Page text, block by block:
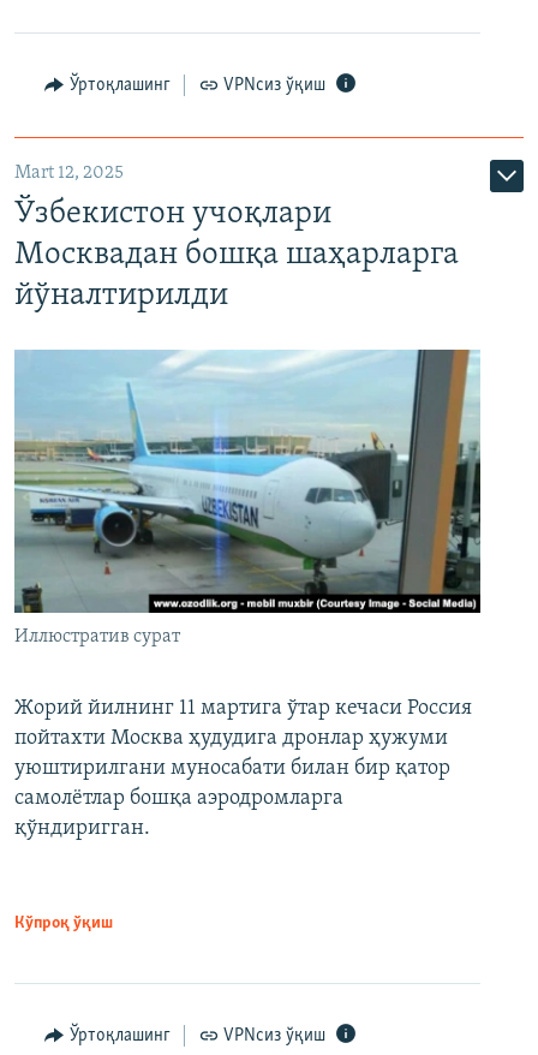
Ўртоқлашинг VPNсиз ўқиш
Mart 12, 2025
Ўзбекистон учоқлари
Москвадан бошқа шаҳарларга
йўналтирилди
Иллюстратив сурат
Жорий йилнинг 11 мартига ўтар кечаси Россия
пойтахти Москва ҳудудига дронлар ҳужуми
уюштирилгани муносабати билан бир қатор
самолётлар бошқа аэродромларга
қўндиригган.
Кўпроқ ўқиш
Ўртоқлашинг VPNсиз ўқиш